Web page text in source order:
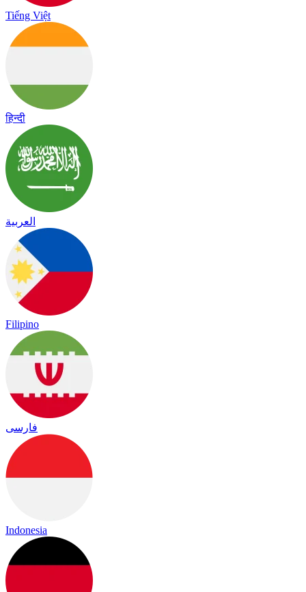
Tiếng Việt
हिन्दी
العربية
Filipino
فارسی
Indonesia